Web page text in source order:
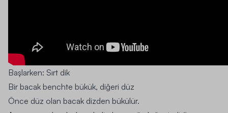
Başlarken: Sırt dik
Bir bacak benchte bükük, diğeri düz
Önce düz olan bacak dizden bükülür.